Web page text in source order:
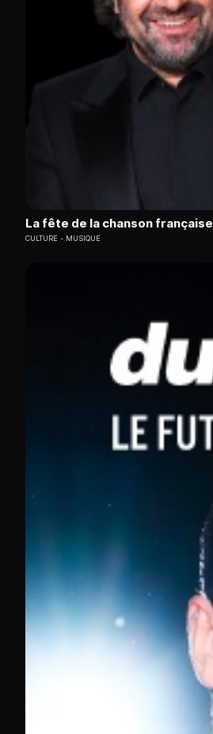
La fête de la chanson française
CULTURE MUSIQUE